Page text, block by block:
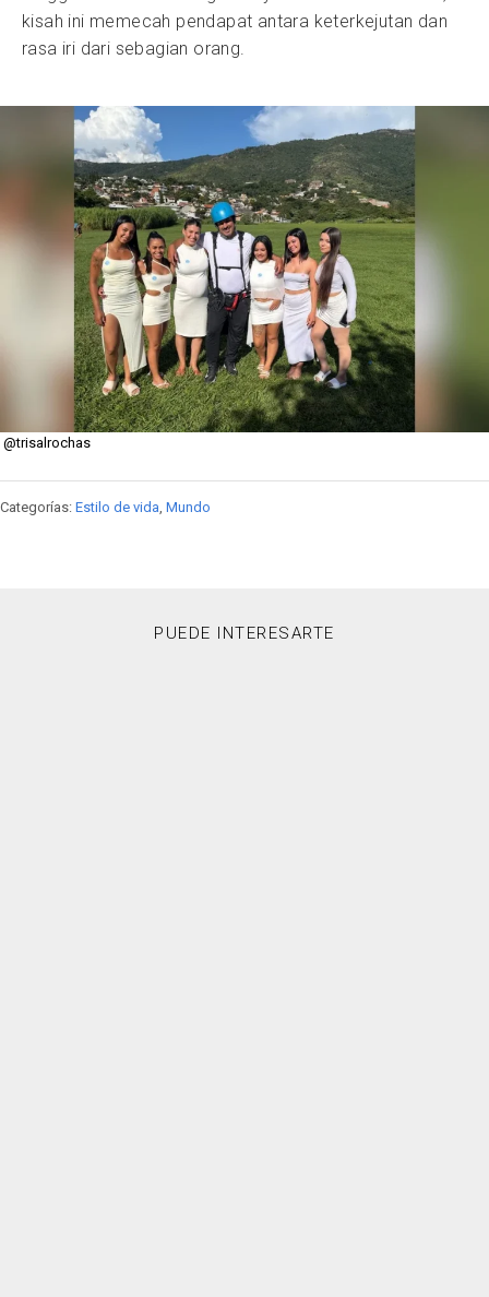
kisah ini memecah pendapat antara keterkejutan dan
rasa iri dari sebagian orang.
@trisalrochas
Categorías: Estilo de vida Mundo
PUEDE INTERESARTE